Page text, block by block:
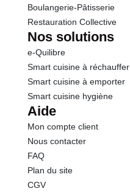
Boulangerie-Pâtisserie
Restauration Collective
Nos solutions
e-Quilibre
Smart cuisine à réchauffer
Smart cuisine à emporter
Smart cuisine hygiène
Aide
Mon compte client
Nous contacter
FAQ
Plan du site
CGV